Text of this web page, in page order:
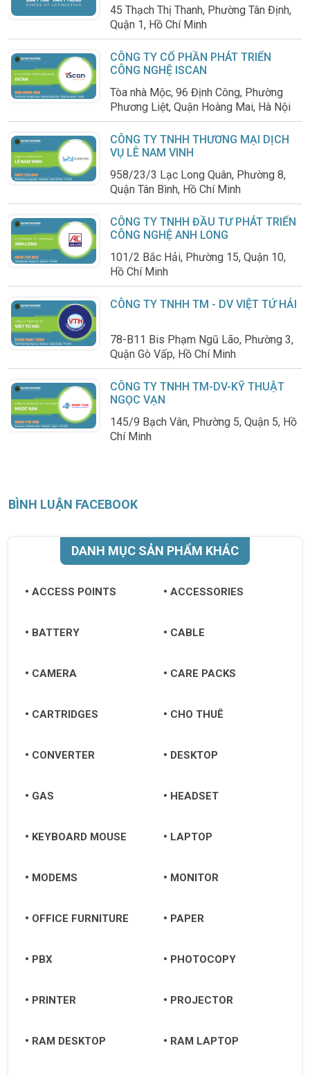
45 Thạch Thị Thanh, Phường Tân Định,
Quận 1, Hồ Chí Minh
CÔNG TY CỔ PHẦN PHÁT TRIỂN
CÔNG NGHỆ ISCAN
Tòa nhà Mộc, 96 Định Công, Phường
Phương Liệt, Quận Hoàng Mai, Hà Nội
CÔNG TY TNHH THƯƠNG MẠI DỊCH
VỤ LÊ NAM VINH
958/23/3 Lạc Long Quân, Phường 8,
Quận Tân Bình, Hồ Chí Minh
CÔNG TY TNHH ĐẦU TƯ PHÁT TRIỂN
CÔNG NGHỆ ANH LONG
101/2 Bắc Hải, Phường 15, Quận 10,
Hồ Chí Minh
CÔNG TY TNHH TM - DV VIỆT TỨ HẢI
78-B11 Bis Phạm Ngũ Lão, Phường 3,
Quận Gò Vấp, Hồ Chí Minh
CÔNG TY TNHH TM-DV-KỸ THUẬT
NGỌC VẠN
145/9 Bạch Vân, Phường 5, Quận 5, Hồ
Chí Minh
BÌNH LUẬN FACEBOOK
DANH MỤC SẢN PHẨM KHÁC
ACCESS POINTS ACCESSORIES
BATTERY CABLE
CAMERA CARE PACKS
CARTRIDGES CHO THUÊ
CONVERTER DESKTOP
GAS HEADSET
KEYBOARD MOUSE LAPTOP
MODEMS MONITOR
OFFICE FURNITURE PAPER
PBX PHOTOCOPY
PRINTER PROJECTOR
RAM DESKTOP RAM LAPTOP